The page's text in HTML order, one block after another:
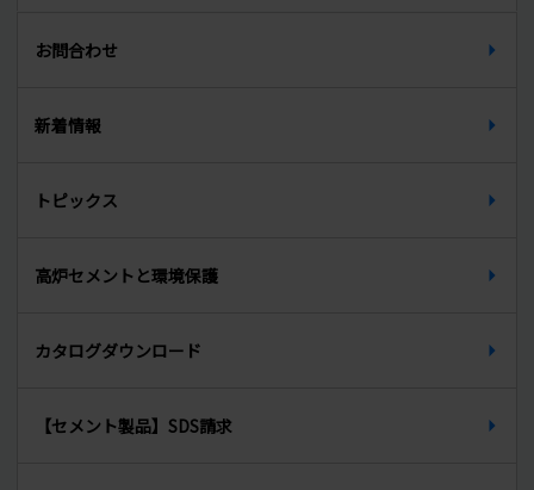
所在地
セルフレベリング材
天端材
新卒募集要項（大学卒・大学院卒）
インターンシップ
先輩からのメッセージ
お問合わせ
新着情報
トピックス
高炉セメントと環境保護
カタログダウンロード
【セメント製品】SDS請求